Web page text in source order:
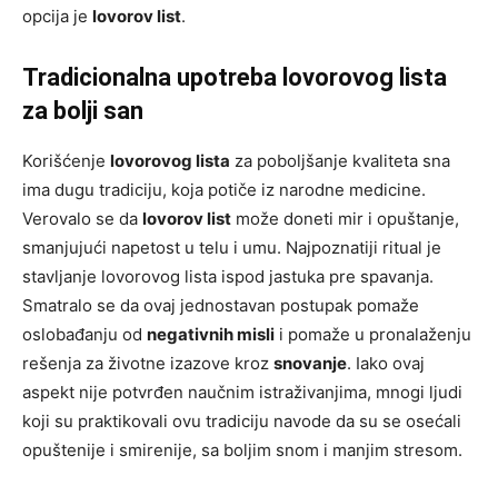
opcija je lovorov list.
Tradicionalna upotreba lovorovog lista
za bolji san
Korišćenje lovorovog lista za poboljšanje kvaliteta sna
ima dugu tradiciju, koja potiče iz narodne medicine.
Verovalo se da lovorov list može doneti mir i opuštanje,
smanjujući napetost u telu i umu. Najpoznatiji ritual je
stavljanje lovorovog lista ispod jastuka pre spavanja.
Smatralo se da ovaj jednostavan postupak pomaže
oslobađanju od negativnih misli i pomaže u pronalaženju
rešenja za životne izazove kroz snovanje. Iako ovaj
aspekt nije potvrđen naučnim istraživanjima, mnogi ljudi
koji su praktikovali ovu tradiciju navode da su se osećali
opuštenije i smirenije, sa boljim snom i manjim stresom.